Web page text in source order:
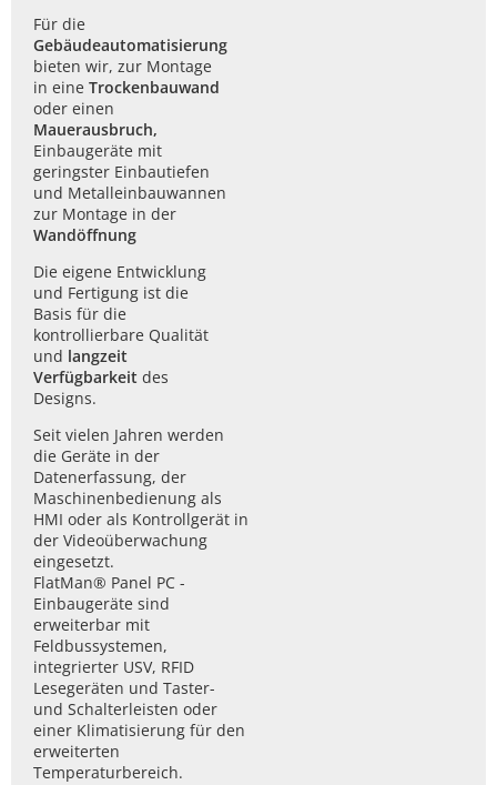
Für die
Gebäudeautomatisierung
bieten wir, zur Montage
in eine Trockenbauwand
oder einen
Mauerausbruch,
Einbaugeräte mit
geringster Einbautiefen
und Metalleinbauwannen
zur Montage in der
Wandöffnung
Die eigene Entwicklung
und Fertigung ist die
Basis für die
kontrollierbare Qualität
und langzeit
Verfügbarkeit des
Designs.
Seit vielen Jahren werden
die Geräte in der
Datenerfassung, der
Maschinenbedienung als
HMI oder als Kontrollgerät in
der Videoüberwachung
eingesetzt.
FlatMan® Panel PC -
Einbaugeräte sind
erweiterbar mit
Feldbussystemen,
integrierter USV, RFID
Lesegeräten und Taster-
und Schalterleisten oder
einer Klimatisierung für den
erweiterten
Temperaturbereich.